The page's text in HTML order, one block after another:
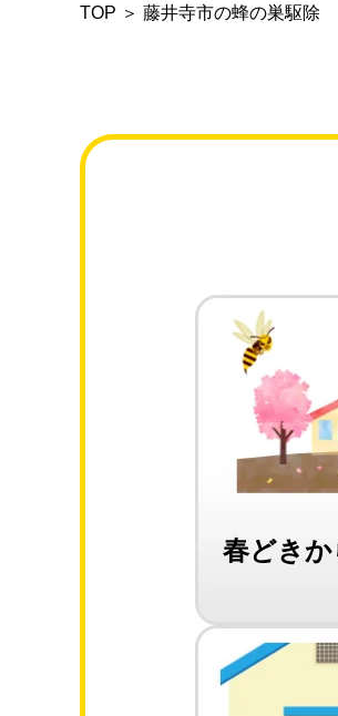
TOP ＞ 藤井寺市の蜂の巣駆除
春どき